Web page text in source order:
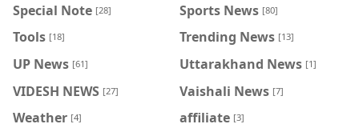
Special Note [28] Sports News [80]
Tools [18] Trending News [13]
UP News [61] Uttarakhand News [1]
VIDESH NEWS [27] Vaishali News [7]
Weather [4] affiliate [3]